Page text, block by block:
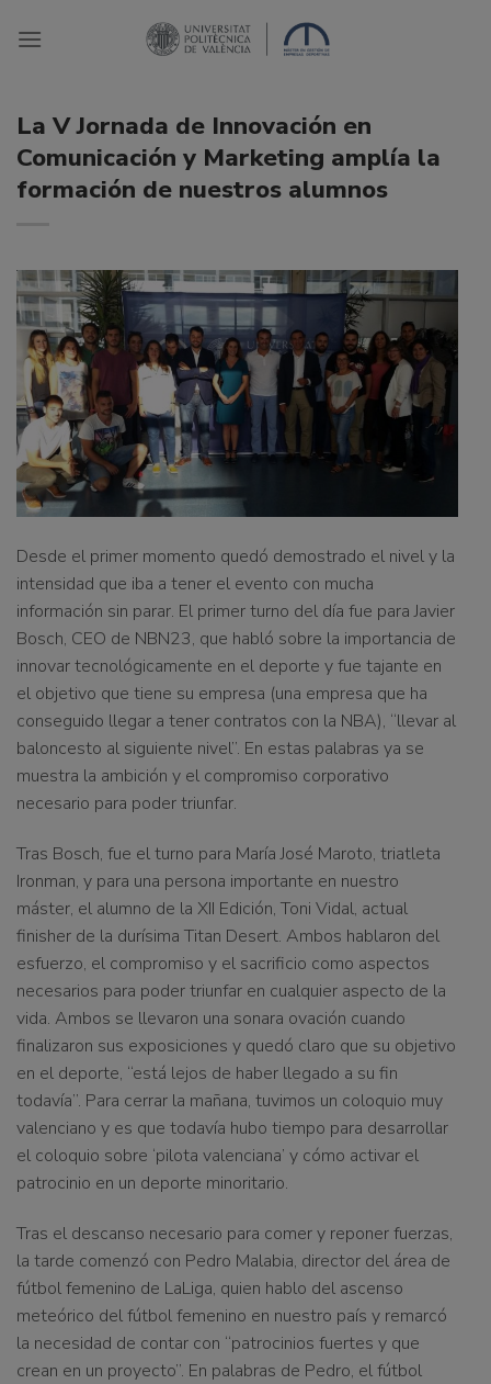
La V Jornada de Innovación en
Comunicación y Marketing amplía la
formación de nuestros alumnos
Desde el primer momento quedó demostrado el nivel y la
intensidad que iba a tener el evento con mucha
información sin parar. El primer turno del día fue para Javier
Bosch, CEO de NBN23, que habló sobre la importancia de
innovar tecnológicamente en el deporte y fue tajante en
el objetivo que tiene su empresa (una empresa que ha
conseguido llegar a tener contratos con la NBA), “llevar al
baloncesto al siguiente nivel”. En estas palabras ya se
muestra la ambición y el compromiso corporativo
necesario para poder triunfar.
Tras Bosch, fue el turno para María José Maroto, triatleta
Ironman, y para una persona importante en nuestro
máster, el alumno de la XII Edición, Toni Vidal, actual
finisher de la durísima Titan Desert. Ambos hablaron del
esfuerzo, el compromiso y el sacrificio como aspectos
necesarios para poder triunfar en cualquier aspecto de la
vida. Ambos se llevaron una sonara ovación cuando
finalizaron sus exposiciones y quedó claro que su objetivo
en el deporte, “está lejos de haber llegado a su fin
todavía”. Para cerrar la mañana, tuvimos un coloquio muy
valenciano y es que todavía hubo tiempo para desarrollar
el coloquio sobre ‘pilota valenciana’ y cómo activar el
patrocinio en un deporte minoritario.
Tras el descanso necesario para comer y reponer fuerzas,
la tarde comenzó con Pedro Malabia, director del área de
fútbol femenino de LaLiga, quien hablo del ascenso
meteórico del fútbol femenino en nuestro país y remarcó
la necesidad de contar con “patrocinios fuertes y que
crean en un proyecto”. En palabras de Pedro, el fútbol